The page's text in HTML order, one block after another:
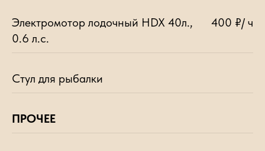
Электромотор лодочный HDX 40л.,
0.6 л.с.
400 ₽/ ч
Стул для рыбалки
ПРОЧЕЕ